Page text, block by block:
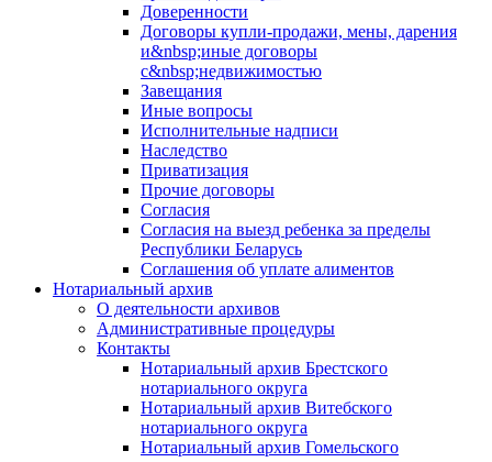
Доверенности
Договоры купли-продажи, мены, дарения
и&nbsp;иные договоры
с&nbsp;недвижимостью
Завещания
Иные вопросы
Исполнительные надписи
Наследство
Приватизация
Прочие договоры
Согласия
Согласия на выезд ребенка за пределы
Республики Беларусь
Соглашения об уплате алиментов
Нотариальный архив
О деятельности архивов
Административные процедуры
Контакты
Нотариальный архив Брестского
нотариального округа
Нотариальный архив Витебского
нотариального округа
Нотариальный архив Гомельского